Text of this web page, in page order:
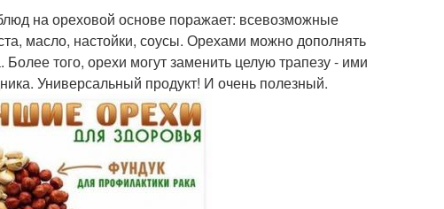
на ореховой основе поражает: всевозможные
масло, настойки, соусы. Орехами можно дополнять
того, орехи могут заменить целую трапезу - ими
Универсальный продукт! И очень полезный.